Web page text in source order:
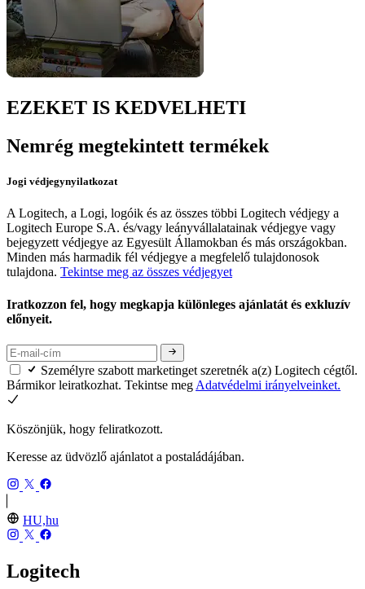
EZEKET IS KEDVELHETI
Nemrég megtekintett termékek
Jogi védjegynyilatkozat
A Logitech, a Logi, logóik és az összes többi Logitech védjegy a
Logitech Europe S.A. és/vagy leányvállalatainak védjegye vagy
bejegyzett védjegye az Egyesült Államokban és más országokban.
Minden más harmadik fél védjegye a megfelelő tulajdonosok
tulajdona. Tekintse meg az összes védjegyet
Iratkozzon fel, hogy megkapja különleges ajánlatát és exkluzív
előnyeit.
Személyre szabott marketinget szeretnék a(z) Logitech cégtől.
Bármikor leiratkozhat. Tekintse meg Adatvédelmi irányelveinket.
Köszönjük, hogy feliratkozott.
Keresse az üdvözlő ajánlatot a postaládájában.
HU,hu
Logitech